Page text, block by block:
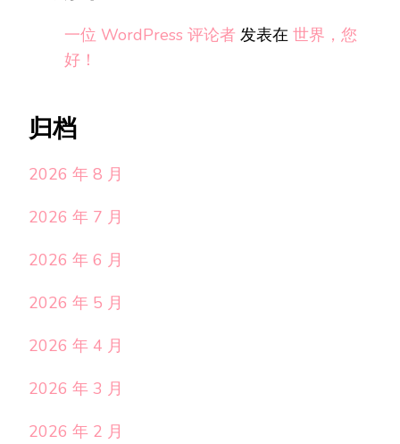
一位 WordPress 评论者 发表在 世界，您
好！
归档
2026 年 8 月
2026 年 7 月
2026 年 6 月
2026 年 5 月
2026 年 4 月
2026 年 3 月
2026 年 2 月